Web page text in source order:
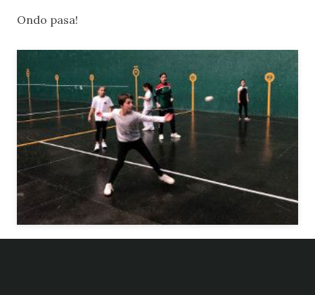
Ondo pasa!